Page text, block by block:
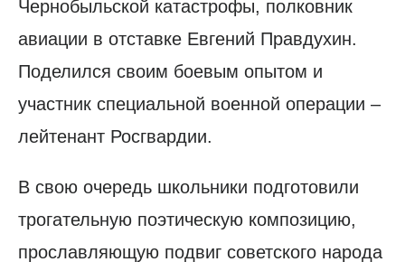
Чернобыльской катастрофы, полковник
авиации в отставке Евгений Правдухин.
Поделился своим боевым опытом и
участник специальной военной операции –
лейтенант Росгвардии.
В свою очередь школьники подготовили
трогательную поэтическую композицию,
прославляющую подвиг советского народа